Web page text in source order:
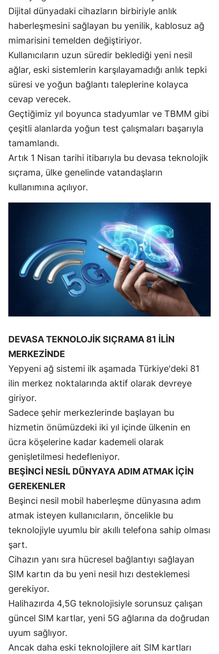
Mersin
İstanbul
İzmir
Kars
Kastamonu
Kayseri
Kırklareli
Kocaeli
Kütahya
Malatya
Manisa
Kahramanmaraş
Mardin
Muğla
Niğde
Rize
Sakarya
Siirt
Sivas
Tekirdağ
Trabzon
Van
Dijital dünyadaki cihazların birbiriyle anlık
haberleşmesini sağlayan bu yenilik, kablosuz ağ
mimarisini temelden değiştiriyor.
Kullanıcıların uzun süredir beklediği yeni nesil
ağlar, eski sistemlerin karşılayamadığı anlık tepki
süresi ve yoğun bağlantı taleplerine kolayca
cevap verecek.
Geçtiğimiz yıl boyunca stadyumlar ve TBMM gibi
çeşitli alanlarda yoğun test çalışmaları başarıyla
tamamlandı.
Artık 1 Nisan tarihi itibarıyla bu devasa teknolojik
sıçrama, ülke genelinde vatandaşların
kullanımına açılıyor.
DEVASA TEKNOLOJİK SIÇRAMA 81 İLİN
MERKEZİNDE
Yepyeni ağ sistemi ilk aşamada Türkiye'deki 81
ilin merkez noktalarında aktif olarak devreye
giriyor.
Sadece şehir merkezlerinde başlayan bu
hizmetin önümüzdeki iki yıl içinde ülkenin en
ücra köşelerine kadar kademeli olarak
genişletilmesi hedefleniyor.
BEŞİNCİ NESİL DÜNYAYA ADIM ATMAK İÇİN
GEREKENLER
Beşinci nesil mobil haberleşme dünyasına adım
atmak isteyen kullanıcıların, öncelikle bu
teknolojiyle uyumlu bir akıllı telefona sahip olması
şart.
Cihazın yanı sıra hücresel bağlantıyı sağlayan
SIM kartın da bu yeni nesil hızı desteklemesi
gerekiyor.
Halihazırda 4,5G teknolojisiyle sorunsuz çalışan
güncel SIM kartlar, yeni 5G ağlarına da doğrudan
uyum sağlıyor.
Ancak daha eski teknolojilere ait SIM kartları